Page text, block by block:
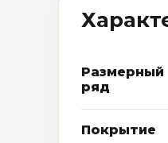
Размерный
ряд
Покрытие